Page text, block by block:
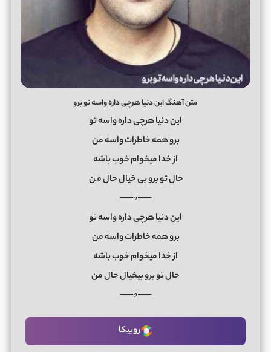
متن آهنگ این دنیا هرچی داره واسه تو برو
این دنیا هرچی داره واسه تو
برو همه خاطرات واسه من
از خدا میخوام خوب باشه
حال تو برو بی خیال حال من
──♭──
این دنیا هرچی داره واسه تو
برو همه خاطرات واسه من
از خدا میخوام خوب باشه
حال تو برو بیخیال حال من
──♭──
روبیکا